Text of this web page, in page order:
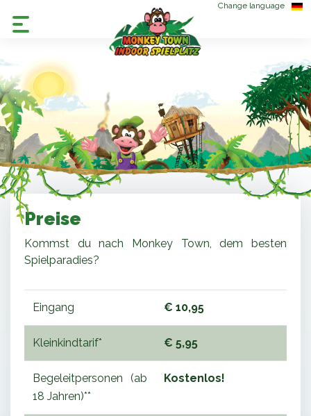
Change language
Preise
Kommst du nach Monkey Town, dem besten
Spielparadies?
Eingang € 10,95
Kleinkindtarif* € 5,95
Begeleitpersonen (ab
18 Jahren)**
Kostenlos!